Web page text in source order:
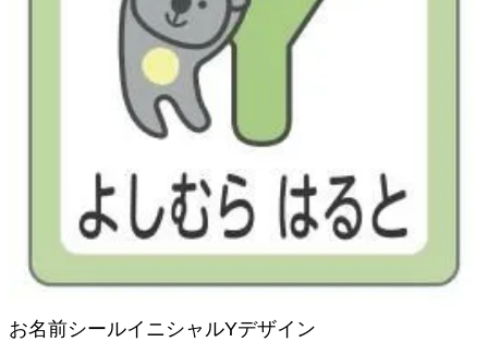
会員登録
お名前シールイニシャルYデザイン